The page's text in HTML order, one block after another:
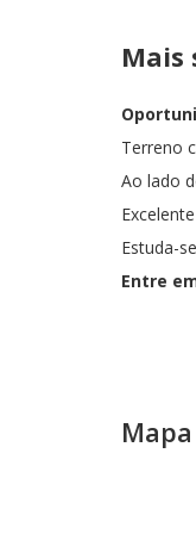
Mais
Terreno
Ao lado
Estuda-
Entre
Mapa